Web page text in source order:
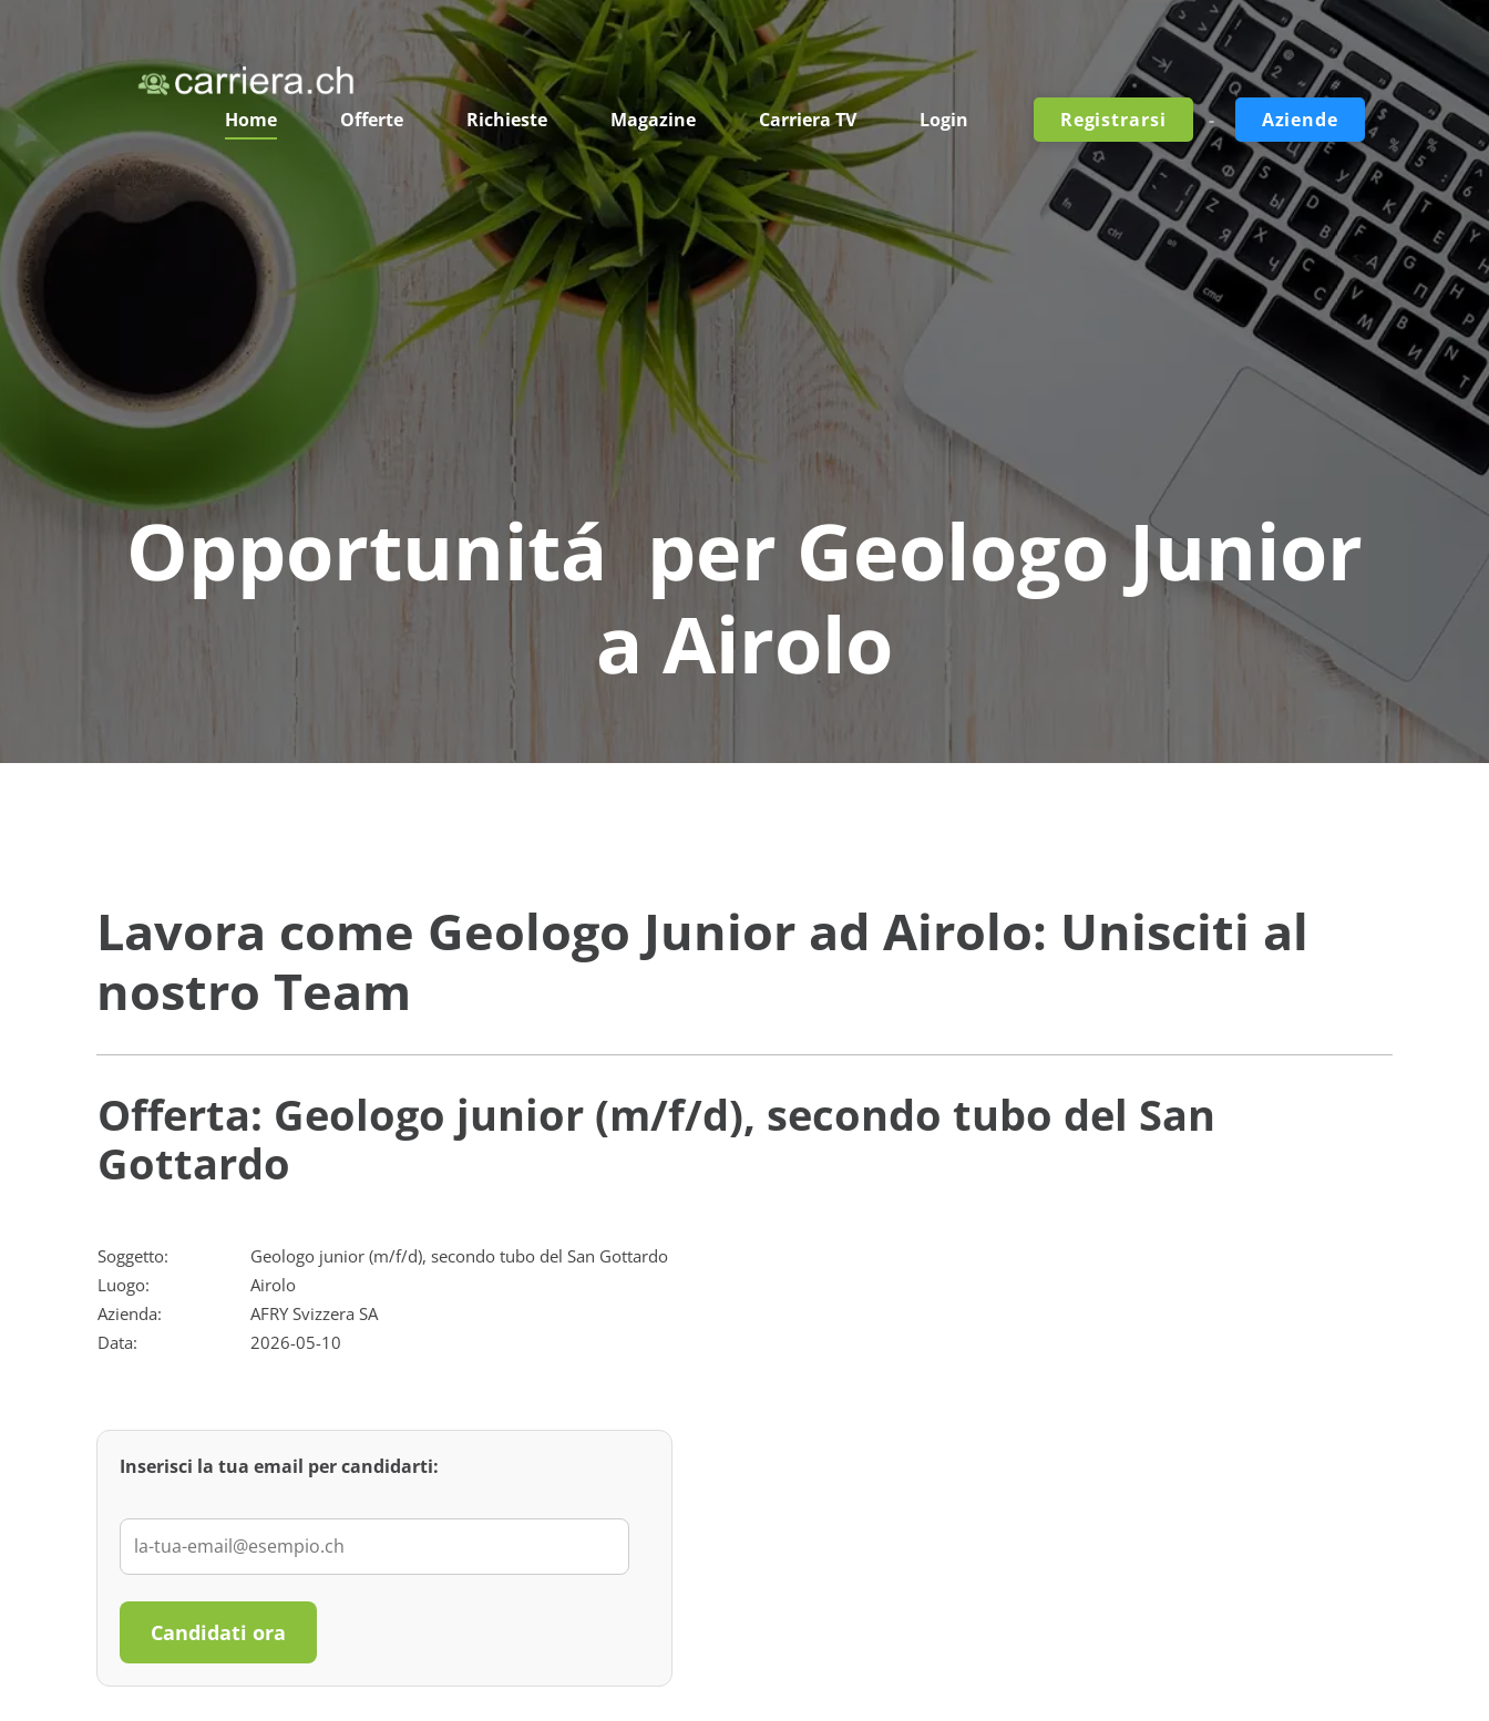
Home Offerte Richieste Magazine Carriera TV Login Registrarsi - Aziende
Opportunitá per Geologo Junior
a Airolo
Lavora come Geologo Junior ad Airolo: Unisciti al
nostro Team
Offerta: Geologo junior (m/f/d), secondo tubo del San
Gottardo
Soggetto:
Geologo junior (m/f/d), secondo tubo del San Gottardo
Luogo:
Airolo
Azienda:
AFRY Svizzera SA
Data:
2026-05-10
Inserisci la tua email per candidarti:
Candidati ora